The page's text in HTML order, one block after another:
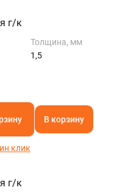
г/к
Толщина, мм
1,5
В корзину
клик
г/к